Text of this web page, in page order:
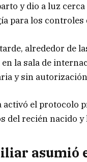
y dio a luz
para los
alrededor de
la sala de
y sin
activó el protocolo
del recién nacido
asumió